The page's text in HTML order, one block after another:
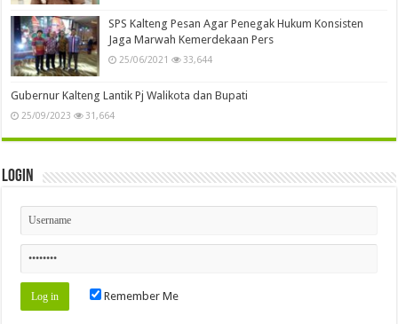
SPS Kalteng Pesan Agar Penegak Hukum Konsisten
Jaga Marwah Kemerdekaan Pers
25/06/2021 33,644
Gubernur Kalteng Lantik Pj Walikota dan Bupati
25/09/2023 31,664
Login
Remember Me